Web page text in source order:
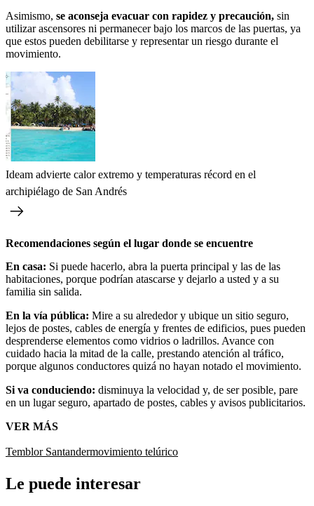
Asimismo, se aconseja evacuar con rapidez y precaución, sin
utilizar ascensores ni permanecer bajo los marcos de las puertas, ya
que estos pueden debilitarse y representar un riesgo durante el
movimiento.
Ideam advierte calor extremo y temperaturas récord en el
archipiélago de San Andrés
Recomendaciones según el lugar donde se encuentre
En casa: Si puede hacerlo, abra la puerta principal y las de las
habitaciones, porque podrían atascarse y dejarlo a usted y a su
familia sin salida.
En la vía pública: Mire a su alrededor y ubique un sitio seguro,
lejos de postes, cables de energía y frentes de edificios, pues pueden
desprenderse elementos como vidrios o ladrillos. Avance con
cuidado hacia la mitad de la calle, prestando atención al tráfico,
porque algunos conductores quizá no hayan notado el movimiento.
Si va conduciendo: disminuya la velocidad y, de ser posible, pare
en un lugar seguro, apartado de postes, cables y avisos publicitarios.
VER MÁS
Temblor Santandermovimiento telúrico
Le puede interesar